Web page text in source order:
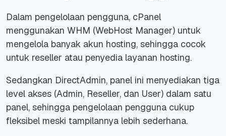
Dalam pengelolaan pengguna, cPanel
menggunakan WHM (WebHost Manager) untuk
mengelola banyak akun hosting, sehingga cocok
untuk reseller atau penyedia layanan hosting.
Sedangkan DirectAdmin, panel ini menyediakan tiga
level akses (Admin, Reseller, dan User) dalam satu
panel, sehingga pengelolaan pengguna cukup
fleksibel meski tampilannya lebih sederhana.